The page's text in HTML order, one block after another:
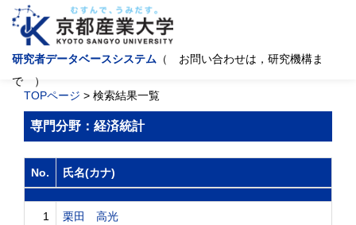
研究者データベースシステム （ お問い合わせは，研究機構ま
で ）
TOPページ > 検索結果一覧
専門分野：経済統計
No. 氏名(カナ)
1
栗田 高光